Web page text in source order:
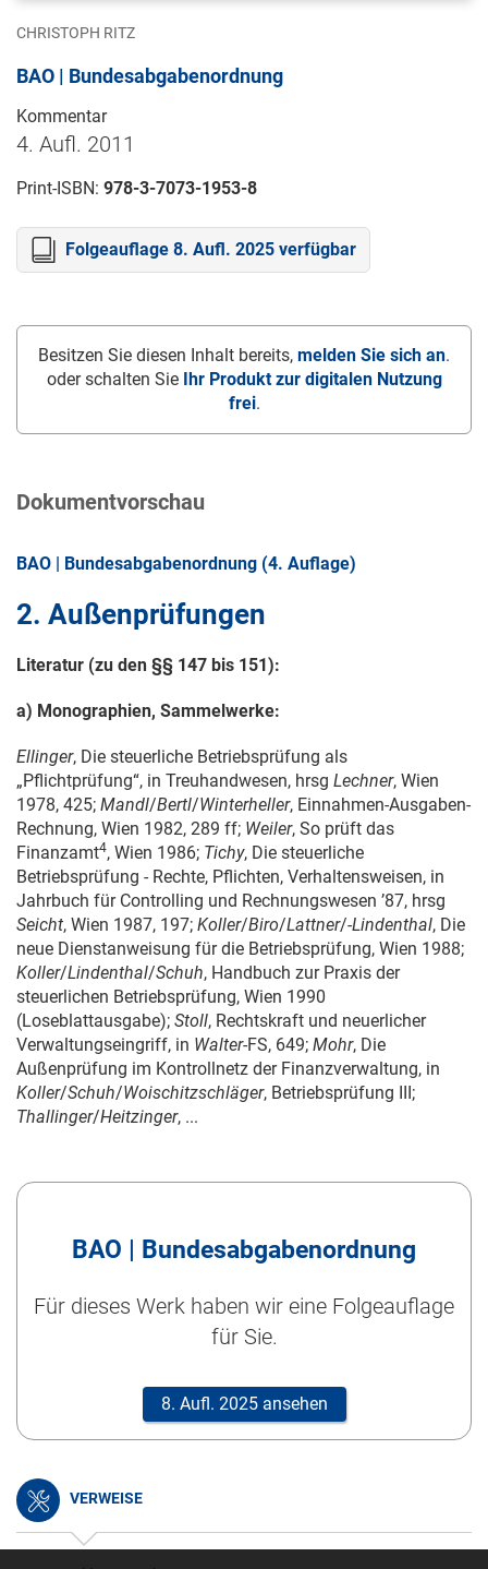
CHRISTOPH RITZ
BAO | Bundesabgabenordnung
Kommentar
4. Aufl. 2011
Print-ISBN: 978-3-7073-1953-8
Folgeauflage 8. Aufl. 2025 verfügbar
Besitzen Sie diesen Inhalt bereits, melden Sie sich an.
oder schalten Sie Ihr Produkt zur digitalen Nutzung
frei.
Dokumentvorschau
BAO | Bundesabgabenordnung (4. Auflage)
2. Außenprüfungen
Literatur (zu den §§ 147 bis 151):
a) Monographien, Sammelwerke:
Ellinger, Die steuerliche Betriebsprüfung als
„Pflichtprüfung“, in Treuhandwesen, hrsg Lechner, Wien
1978, 425; Mandl/Bertl/Winterheller, Einnahmen-Ausgaben-
Rechnung, Wien 1982, 289 ff; Weiler, So prüft das
Finanzamt4, Wien 1986; Tichy, Die steuerliche
Betriebsprüfung - Rechte, Pflichten, Verhaltensweisen, in
Jahrbuch für Controlling und Rechnungswesen ’87, hrsg
Seicht, Wien 1987, 197; Koller/Biro/Lattner/-Lindenthal, Die
neue Dienstanweisung für die Betriebsprüfung, Wien 1988;
Koller/Lindenthal/Schuh, Handbuch zur Praxis der
steuerlichen Betriebsprüfung, Wien 1990
(Loseblattausgabe); Stoll, Rechtskraft und neuerlicher
Verwaltungseingriff, in Walter-FS, 649; Mohr, Die
Außenprüfung im Kontrollnetz der Finanzverwaltung, in
Koller/Schuh/Woischitzschläger, Betriebsprüfung III;
Thallinger/Heitzinger, ...
BAO | Bundesabgabenordnung
Für dieses Werk haben wir eine Folgeauflage
für Sie.
8. Aufl. 2025 ansehen
VERWEISE